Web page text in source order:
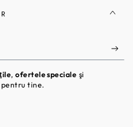
,ofertele speciale şi
tine.